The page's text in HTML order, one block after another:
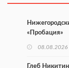
«Пробация»
08.08.2026
Глеб